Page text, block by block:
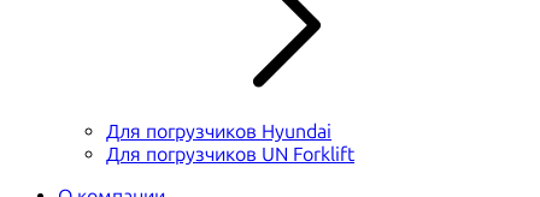
Для погрузчиков Hyundai
Для погрузчиков UN Forklift